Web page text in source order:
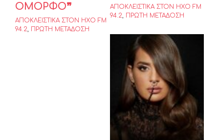
ΟΜΟΡΦΟ❞
ΑΠΟΚΛΕΙΣΤΙΚΑ ΣΤΟΝ ΗΧΟ FM
94.2
ΠΡΩΤΗ ΜΕΤΑΔΟΣΗ
ΑΠΟΚΛΕΙΣΤΙΚΑ ΣΤΟΝ ΗΧΟ FM
94.2
ΠΡΩΤΗ ΜΕΤΑΔΟΣΗ
Ρία Ελληνίδου
– Σαφάρι